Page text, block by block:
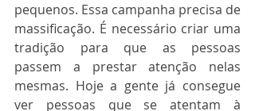
pequenos. Essa campanha precisa de
massificação. É necessário criar uma
tradição para que as pessoas
passem a prestar atenção nelas
mesmas. Hoje a gente já consegue
ver pessoas que se atentam à